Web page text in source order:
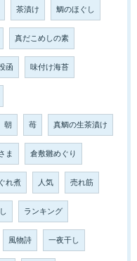
茶漬け 鯛のほぐし
真だこめしの素
函 味付け海苔
朝 苺 真鯛の生茶漬け
ま 倉敷雛めぐり
れ煮 人気 売れ筋
ランキング
風物詩 一夜干し